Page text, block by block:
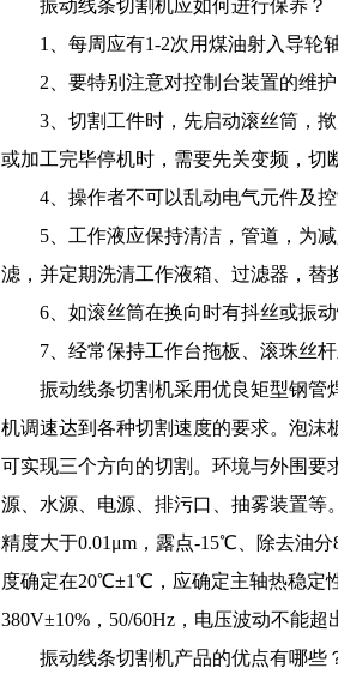
振动线条切割机应如何进行保养？
1、每周应有1-2次用煤油射入导轮
2、要特别注意对控制台装置的维护
3、切割工件时，先启动滚丝筒，
或加工完毕停机时，需要先关变频，切
4、操作者不可以乱动电气元件及
5、工作液应保持清洁，管道，为
滤，并定期洗清工作液箱、过滤器，替
6、如滚丝筒在换向时有抖丝或振
7、经常保持工作台拖板、滚珠丝
振动线条切割机采用优良矩型钢管
机调速达到各种切割速度的要求。泡沫
可实现三个方向的切割。环境与外围要
源、水源、电源、排污口、抽雾装置等
精度大于0.01μm，露点-15℃、除去油
度确定在20℃±1℃，应确定主轴热稳定
380V±10%，50/60Hz，电压波动不能
振动线条切割机产品的优点有哪些